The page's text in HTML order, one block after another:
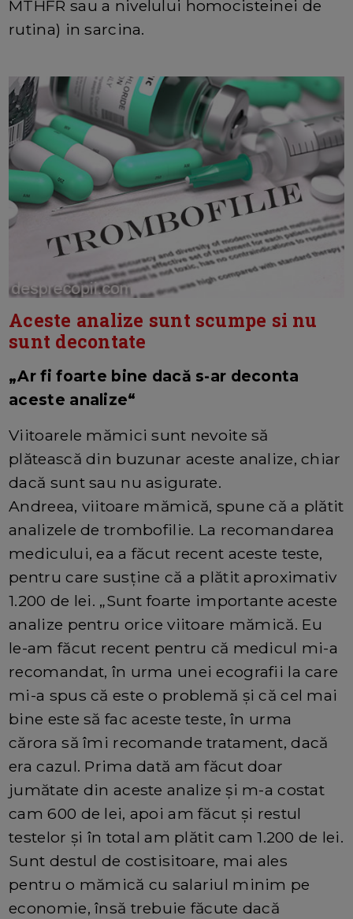
MTHFR sau a nivelului homocisteinei de
rutina) in sarcina.
Aceste analize sunt scumpe si nu
sunt decontate
„Ar fi foarte bine dacă s-ar deconta
aceste analize“
Viitoarele mămici sunt nevoite să
plătească din buzunar aceste analize, chiar
dacă sunt sau nu asigurate.
Andreea, viitoare mămică, spune că a plătit
analizele de trombofilie. La recomandarea
medicului, ea a făcut recent aceste teste,
pentru care susține că a plătit aproximativ
1.200 de lei. „Sunt foarte importante aceste
analize pentru orice viitoare mămică. Eu
le-am făcut recent pentru că medicul mi-a
recomandat, în urma unei ecografii la care
mi-a spus că este o problemă și că cel mai
bine este să fac aceste teste, în urma
cărora să îmi recomande tratament, dacă
era cazul. Prima dată am făcut doar
jumătate din aceste analize și m-a costat
cam 600 de lei, apoi am făcut și restul
testelor și în total am plătit cam 1.200 de lei.
Sunt destul de costisitoare, mai ales
pentru o mămică cu salariul minim pe
economie, însă trebuie făcute dacă